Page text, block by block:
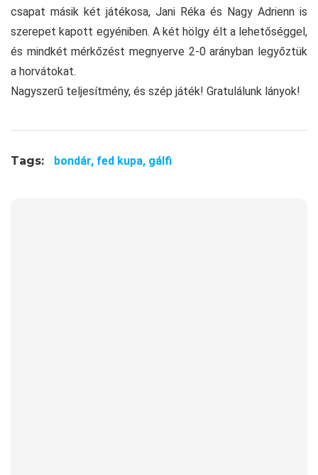
csapat másik két játékosa, Jani Réka és Nagy Adrienn is
szerepet kapott egyéniben. A két hölgy élt a lehetőséggel,
és mindkét mérkőzést megnyerve 2-0 arányban legyőztük
a horvátokat.
Nagyszerű teljesítmény, és szép játék! Gratulálunk lányok!
Tags: bondár, fed kupa, gálfi